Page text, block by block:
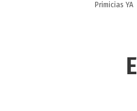
Primicias YA